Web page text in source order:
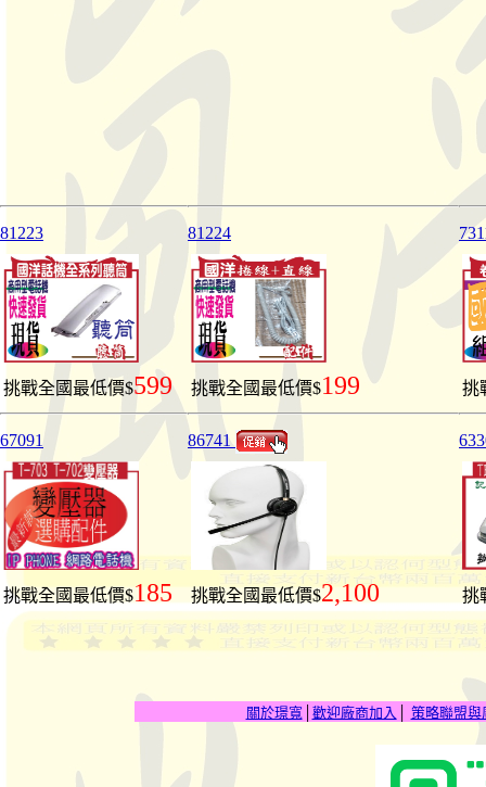
81223
挑戰全國最低價$599
81224
挑戰全國最低價$199 挑
67091
挑戰全國最低價$185
86741
挑戰全國最低價$2,100 挑
關於璟寬│ 歡迎廠商加入 策略聯盟與